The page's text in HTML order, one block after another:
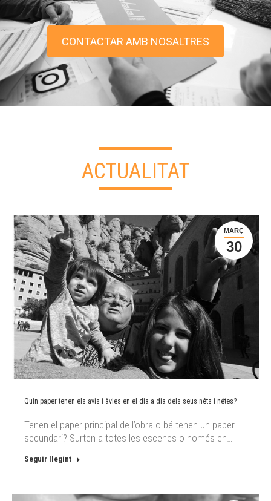
CONTACTAR AMB NOSALTRES
ACTUALITAT
MARÇ
30
Quin paper tenen els avis i àvies en el dia a dia dels seus néts i nétes?
Tenen el paper principal de l’obra o bé tenen un paper
secundari? Surten a totes les escenes o només en…
Seguir llegint